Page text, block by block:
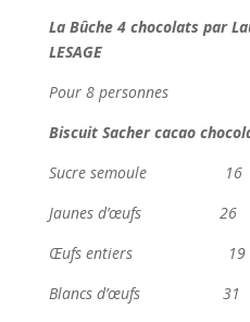
La Bûche 4 chocolats par
LESAGE
Pour 8 personnes
Biscuit Sacher cacao
Sucre semoule
Jaunes d’œufs
Œufs entiers
Blancs d’œufs